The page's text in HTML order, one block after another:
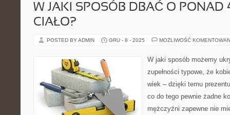
W JAKI SPOSÓB DBAĆ O PONAD
CIAŁO?
POSTED BY ADMIN GRU - 8 - 2025 MOŻLIWOŚĆ
W jaki sposób możemy
zupełności typowe, że
wiek – dzięki temu
co do tego pewnie żadne
mężczyźni zapewne nie